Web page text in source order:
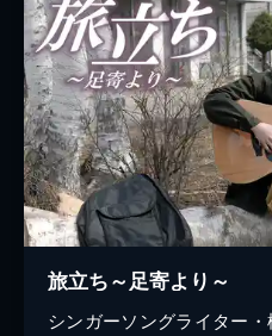
旅立ち～足寄より～
シンガーソングライター